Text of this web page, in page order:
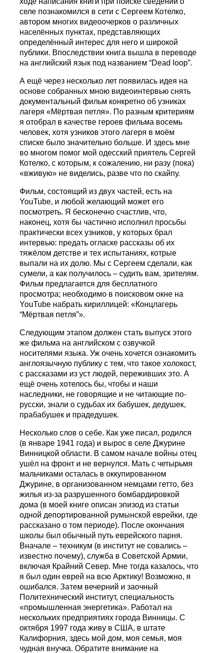
селе познакомился в сети с Сергеем Котелко,
автором многих видеоочерков о различных
населённых пунктах, представляющих
определённый интерес для него и широкой
публики. Впоследствии книга вышла в переводе
на английский язык под названием “Dead loop”.
А ещё через несколько лет появилась идея на
основе собранных мною видеоинтервью снять
документальный фильм конкретно об узниках
лагеря «Мёртвая петля». По разным критериям
я отобрал в качестве героев фильма восемь
человек, хотя узников этого лагеря в моём
списке было значительно больше. И здесь мне
во многом помог мой одесский приятель Сергей
Котелко, с которым, к сожалению, ни разу (пока)
«вживую» не виделись, разве что по скайпу.
Фильм, состоящий из двух частей, есть на
YouTube, и любой желающий может его
посмотреть. Я бесконечно счастлив, что,
наконец, хотя бы частично исполнил просьбы
практически всех узников, у которых брал
интервью: предать огласке рассказы об их
тяжёлом детстве и тех испытаниях, котрые
выпали на их долю. Мы с Сергеем сделали, как
сумели, а как получилось – судить вам, зрителям.
Фильм предлагается для бесплатного
просмотра; необходимо в поисковом окне на
YouTube набрать кириллицей: «Концлагерь
“Мёртвая петля”».
Следующим этапом должен стать выпуск этого
же фильма на английском с озвучкой
носителями языка. Уж очень хочется ознакомить
англоязычную публику с тем, что такое холокост,
с рассказами из уст людей, переживших это. А
ещё очень хотелось бы, чтобы и наши
наследники, не говорящие и не читающие по-
русски, знали о судьбах их бабушек, дедушек,
прабабушек и прадедушек.
Несколько слов о себе. Как уже писал, родился
(в январе 1941 года) и вырос в селе Джурине
Винницкой области. В самом начале войны отец
ушёл на фронт и не вернулся. Мать с четырьмя
мальчиками осталась в оккупированном
Джурине, в организованном немцами гетто, без
жилья из-за разрушенного бомбардировкой
дома (в моей книге описан эпизод из статьи
одной депортированной румынской еврейки, где
рассказано о том периоде). После окончания
школы был обычный путь еврейского парня.
Вначале – техникум (в институт не совались –
известно почему), служба в Советской Армии,
включая Крайний Север. Мне тогда казалось, что
я был один еврей на всю Арктику! Возможно, я
ошибался. Затем вечерний и заочный
Политехнический институт, специальность
«промышленная энергетика». Работал на
нескольких предприятиях города Винницы. С
октября 1997 года живу в США, в штате
Калифорния, здесь мой дом, моя семья, моя
чудная внучка. Обратите внимание на